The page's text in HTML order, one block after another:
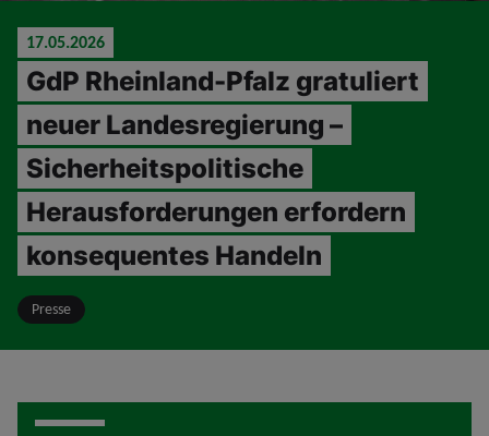
17.05.2026
GdP Rheinland-Pfalz gratuliert
neuer Landesregierung –
Sicherheitspolitische
Herausforderungen erfordern
konsequentes Handeln
Presse